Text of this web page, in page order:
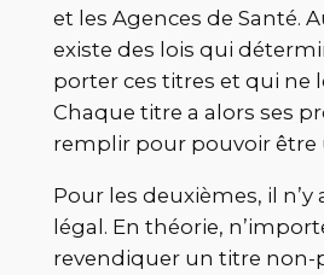
et les Agences de Santé.
existe des lois qui
porter ces titres et qui ne
Chaque titre a alors ses
remplir pour pouvoir être
Pour les deuxièmes, il n’y
légal. En théorie,
revendiquer un titre non-